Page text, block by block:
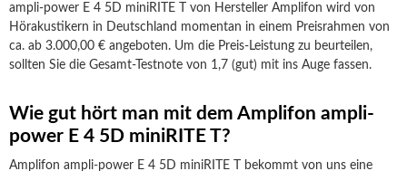
ampli-power E 4 5D miniRITE T von Hersteller Amplifon wird von
Hörakustikern in Deutschland momentan in einem Preisrahmen von
ca. ab 3.000,00 € angeboten. Um die Preis-Leistung zu beurteilen,
sollten Sie die Gesamt-Testnote von 1,7 (gut) mit ins Auge fassen.
Wie gut hört man mit dem Amplifon ampli-
power E 4 5D miniRITE T?
Amplifon ampli-power E 4 5D miniRITE T bekommt von uns eine